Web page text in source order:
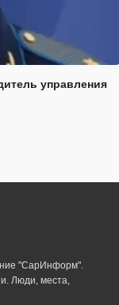
управления
"СарИнформ".
Люди, места,